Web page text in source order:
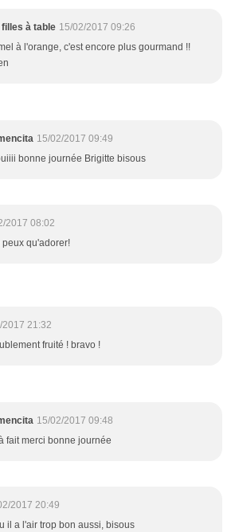
à table 15/02/2017 09:26
à l'orange, c'est encore plus gourmand !!
15/02/2017 09:49
bonne journée Brigitte bisous
2017 08:02
qu'adorer!
2017 21:32
fruité ! bravo !
15/02/2017 09:48
fait merci bonne journée
2017 20:49
il a l'air trop bon aussi, bisous